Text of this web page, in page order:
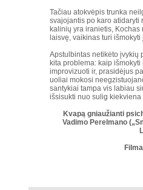
Tačiau atokvėpis trunka
svajojantis po karo atidaryti
kalinių yra iranietis,
laisvę, vaikinas turi
Apstulbintas netikėto įvykių
kita problema: kaip
improvizuoti ir, prasidėjus
uoliai mokosi
santykiai tampa vis labiau
išsisukti nuo sulig
Kvapą gniaužianti
Vadimo Perelmano